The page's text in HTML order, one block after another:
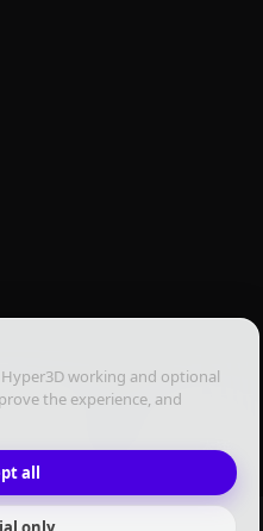
working and optional
the experience, and
all
日本語